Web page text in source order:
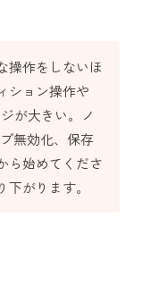
操作をしないほ
ション操作や
が大きい。ノ
無効化、保存
ら始めてくださ
がります。